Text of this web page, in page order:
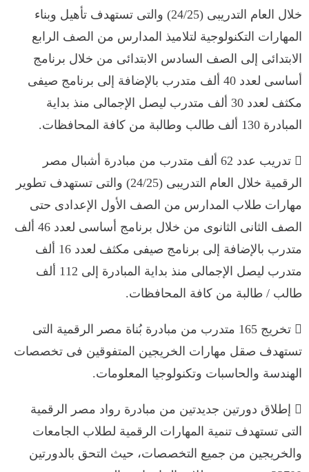
خلال العام التدريبى (24/25) والتى تستهدف تأهيل وبناء
المهارات التكنولوجية لتلاميذ المدارس من الصف الرابع
الابتدائى إلى الصف السادس الابتدائى من خلال برنامج
أساسى لعدد 40 ألف متدرب بالإضافة إلى برنامج صيفى
مكثف لعدد 30 ألف متدرب ليصل الإجمالى منذ بداية
المبادرة 130 ألف طالب وطالبة من كافة المحافظات.
 تدريب عدد 62 ألف متدرب من مبادرة أشبال مصر
الرقمية خلال العام التدريبى (24/25) والتى تستهدف تطوير
مهارات طلاب المدارس من الصف الأول الإعدادى حتى
الصف الثانى الثانوى من خلال برنامج أساسى لعدد 46 ألف
متدرب بالإضافة إلى برنامج صيفى مكثف لعدد 16 ألف
متدرب ليصل الإجمالى منذ بداية المبادرة إلى 112 ألف
طالب / طالبة من كافة المحافظات.
 تخريج 165 متدرب من مبادرة بُناة مصر الرقمية التى
تستهدف صقل مهارات الخريجين المتفوقين فى تخصصات
الهندسة والحاسبات وتكنولوجيا المعلومات.
 إطلاق دورتين جديدتين من مبادرة رواد مصر الرقمية
التى تستهدف تنمية المهارات الرقمية لطلاب الجامعات
والخريجين من جميع التخصصات، حيث التحق بالدورتين